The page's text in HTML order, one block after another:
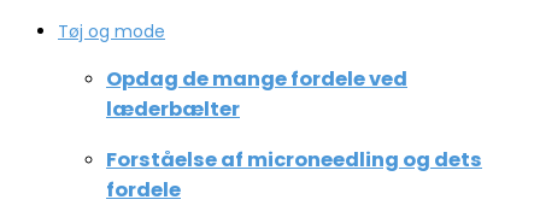
Tøj og mode
Opdag de mange fordele ved
læderbælter
Forståelse af microneedling og dets
fordele